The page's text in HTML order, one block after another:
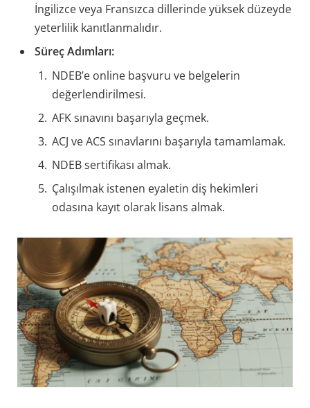
İngilizce veya Fransızca dillerinde yüksek düzeyde
yeterlilik kanıtlanmalıdır.
Süreç Adımları:
NDEB’e online başvuru ve belgelerin
değerlendirilmesi.
AFK sınavını başarıyla geçmek.
ACJ ve ACS sınavlarını başarıyla tamamlamak.
NDEB sertifikası almak.
Çalışılmak istenen eyaletin diş hekimleri
odasına kayıt olarak lisans almak.